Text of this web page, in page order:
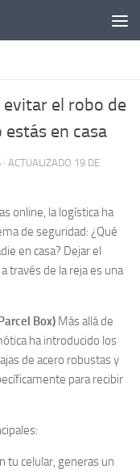
el robo de
en casa
· ACTUALIZADO 19 DE
online, la logística ha
de seguridad: ¿Qué
en casa? Dejar el
través de la reja es una
Box) Más allá de
ha introducido los
de acero robustas y
para recibir
tu celular, generas un